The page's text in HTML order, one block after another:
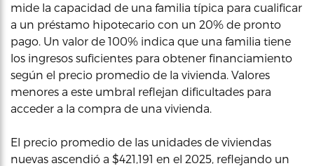
mide la capacidad de una familia típica para cualificar
a un préstamo hipotecario con un 20% de pronto
pago. Un valor de 100% indica que una familia tiene
los ingresos suficientes para obtener financiamiento
según el precio promedio de la vivienda. Valores
menores a este umbral reflejan dificultades para
acceder a la compra de una vivienda.
El precio promedio de las unidades de viviendas
nuevas ascendió a $421,191 en el 2025, reflejando un